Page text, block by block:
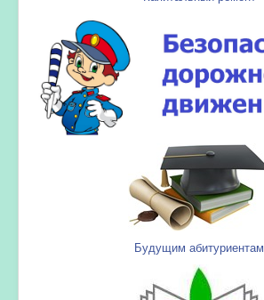
Будущим абитуриентам